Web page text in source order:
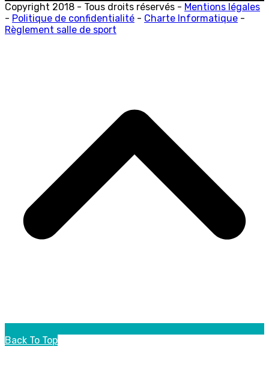
Copyright 2018 - Tous droits réservés - Mentions légales
- Politique de confidentialité - Charte Informatique -
Règlement salle de sport
Back To Top